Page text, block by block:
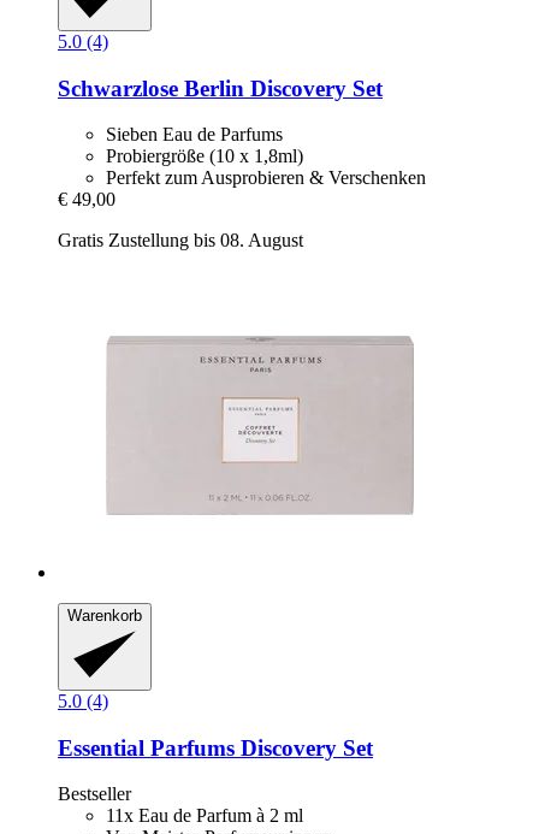
5.0 (4)
Schwarzlose Berlin Discovery Set
Sieben Eau de Parfums
Probiergröße (10 x 1,8ml)
Perfekt zum Ausprobieren & Verschenken
€ 49,00
Gratis Zustellung bis 08. August
Warenkorb
5.0 (4)
Essential Parfums Discovery Set
Bestseller
11x Eau de Parfum à 2 ml